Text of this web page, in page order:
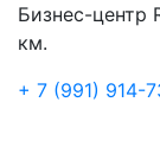
Бизнес-центр
км.
+ 7 (991) 914-